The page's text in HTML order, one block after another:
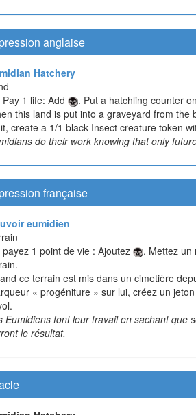
anglaise
Hatchery
Pay 1 life: Add
. Put a hatchling counter
this land is put into a graveyard from the
create a 1/1 black Insect creature token
do their work knowing that only
française
eumidien
payez 1 point de vie : Ajoutez
. Mettez un
ce terrain est mis dans un cimetière
« progéniture » sur lui, créez un
Eumidiens font leur travail en sachant que
le résultat.